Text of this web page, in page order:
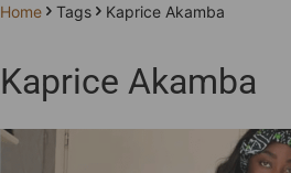
Home Tags Kaprice Akamba
Kaprice Akamba